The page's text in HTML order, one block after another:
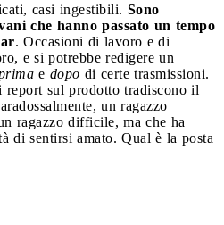
casi ingestibili. Sono
che hanno passato un tempo
. Occasioni di lavoro e di
e si potrebbe redigere un
e dopo di certe trasmissioni.
sul prodotto tradiscono il
un ragazzo
ragazzo difficile, ma che ha
di sentirsi amato. Qual è la posta